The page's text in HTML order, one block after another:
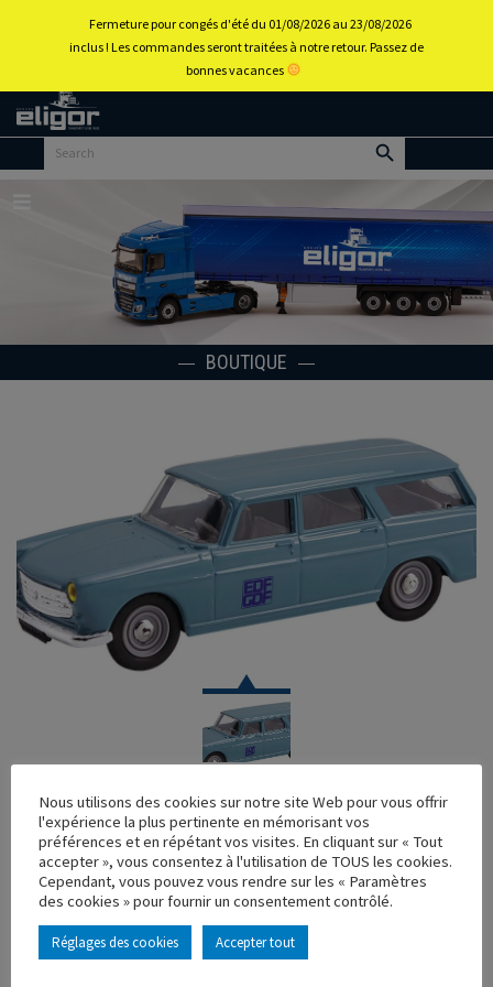
Retour
BOUTIQUE
VOITURE
PEUGEOT 404 BREAK EDF GDF
Réf. : 100266
Rupture de stock
Caractéristique principales :
Nous utilisons des cookies sur notre site Web pour vous offrir
l'expérience la plus pertinente en mémorisant vos
préférences et en répétant vos visites. En cliquant sur « Tout
accepter », vous consentez à l'utilisation de TOUS les cookies.
Cependant, vous pouvez vous rendre sur les « Paramètres
des cookies » pour fournir un consentement contrôlé.
Réglages des cookies Accepter tout
Fermeture pour congés d'été du 01/08/2026 au 23/08/2026
inclus ! Les commandes seront traitées à notre retour. Passez de
bonnes vacances